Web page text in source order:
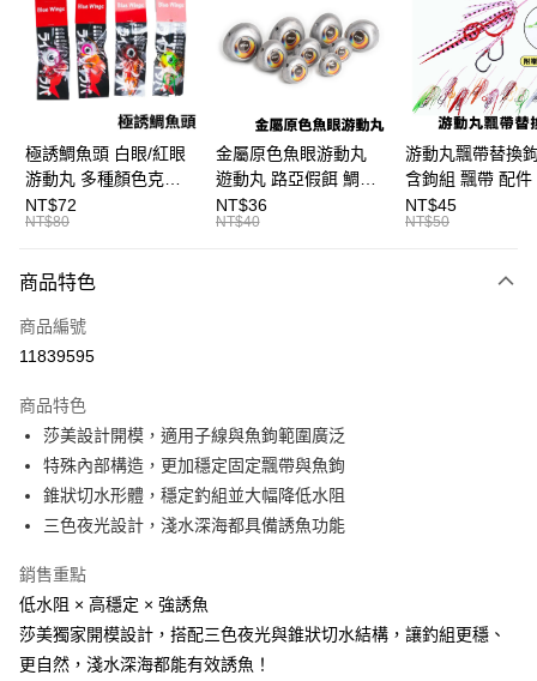
合作金庫商業銀行
第一商業銀行
華南商業銀行
彰化商業銀行
上海商業儲蓄銀行
國泰世華商業銀行
兆豐國際商業銀行
臺灣中小企業銀行
台中商業銀行
匯豐（台灣）商業銀行
華泰商業銀行
聯邦商業銀行
遠東國際商業銀行
元大商業銀行
台灣樂天信用卡公司
超商取貨付款
Apple Pay
悠遊付
大哥付你分期
【大哥付你分期使用說明】
2.付款方式選擇「大哥付你分期」，訂單成立後會自動跳轉到大哥付的交易
流程，驗證手機門號後，選擇欲分期的期數、繳款截止日，確認付款後即完
4.訂單成立30分鐘內，如未前往確認交易或遇審核未通過，訂單將自動取
消。如遇「轉專審核」未通過狀況，表示未達大哥付你分期系統評分，恕無
法說明評估內容。
【繳款方式說明】
1.分期款項不併入電信帳單，「大哥付你分期」於每月結算日後寄送繳費提
醒簡訊。
帳／街口支付／iPASS MONEY」等通路繳費。
【注意事項】
1.本服務係由「台灣大哥大股份有限公司」（以下簡稱本公司）所提供，讓
買賣價金債權讓與本公司後，依約使用本公司帳單繳交帳款。
相關說明
【關於「AFTEE先享後付」】
便利好安心！
２．便利：只要手機號碼，簡訊認證，即可結帳。
３．安心：先確認商品／服務後，再付款。
【「AFTEE先享後付」結帳流程】
１．於結帳方式選擇「AFTEE先享後付」後，將跳轉至「AFTEE先享後付」
２．訂單成立數日內，您將收到繳費通知簡訊。
３．收到繳費通知簡訊後14天內，點擊此簡訊中的連結，可透過四大超商／
ATM／網路銀行／等多元方式進行付款，方視為交易完成。
※ 請注意：結帳手續完成當下不需立刻繳費，但若您需要取消訂單，請聯絡
購買商品的店家。未經商家同意取消之訂單仍視為有效，需透過AFTEE先享
貨到付款
運送方式
全家取貨付款
付款後全家取貨
每筆NT$60，滿NT$1,200(含以上)免運費
7-11取貨付款
極誘鯛魚頭 白眼/紅眼
游動丸 多種顏色克數
可選 B250
NT$72
NT$80
金屬原色魚眼游動丸
遊動丸 路亞假餌 鯛魚
頭 B400
NT$36
NT$40
游動丸飄帶替換
含鉤組 飄帶 配件
NT$45
NT$50
商品特色
商品編號
11839595
商品特色
莎美設計開模，適用子線與魚鉤範圍廣泛
特殊內部構造，更加穩定固定飄帶與魚鉤
錐狀切水形體，穩定釣組並大幅降低水阻
三色夜光設計，淺水深海都具備誘魚功能
銷售重點
低水阻 × 高穩定 × 強誘魚
莎美獨家開模設計，搭配三色夜光與錐狀切水結構，讓釣組更穩、
更自然，淺水深海都能有效誘魚！